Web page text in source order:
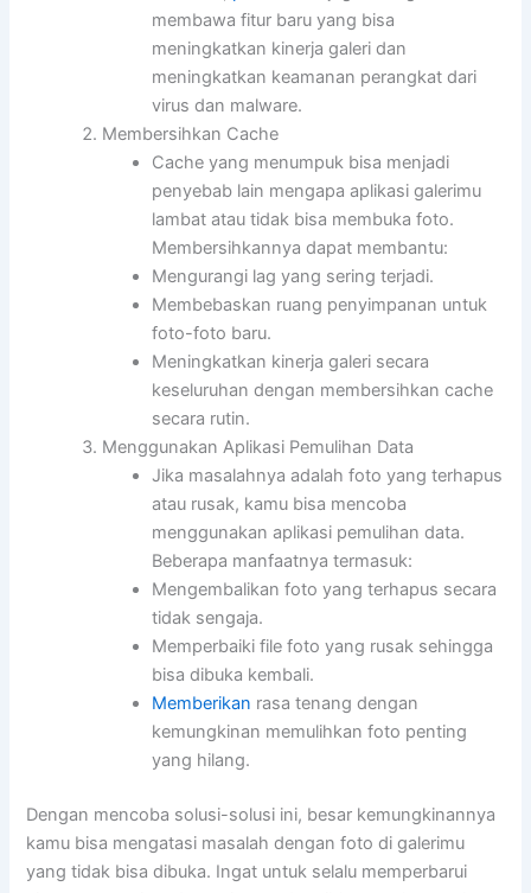
membawa fitur baru yang bisa
meningkatkan kinerja galeri dan
meningkatkan keamanan perangkat dari
virus dan malware.
Membersihkan Cache
Cache yang menumpuk bisa menjadi
penyebab lain mengapa aplikasi galerimu
lambat atau tidak bisa membuka foto.
Membersihkannya dapat membantu:
Mengurangi lag yang sering terjadi.
Membebaskan ruang penyimpanan untuk
foto-foto baru.
Meningkatkan kinerja galeri secara
keseluruhan dengan membersihkan cache
secara rutin.
Menggunakan Aplikasi Pemulihan Data
Jika masalahnya adalah foto yang terhapus
atau rusak, kamu bisa mencoba
menggunakan aplikasi pemulihan data.
Beberapa manfaatnya termasuk:
Mengembalikan foto yang terhapus secara
tidak sengaja.
Memperbaiki file foto yang rusak sehingga
bisa dibuka kembali.
Memberikan rasa tenang dengan
kemungkinan memulihkan foto penting
yang hilang.
Dengan mencoba solusi-solusi ini, besar kemungkinannya
kamu bisa mengatasi masalah dengan foto di galerimu
yang tidak bisa dibuka. Ingat untuk selalu memperbarui